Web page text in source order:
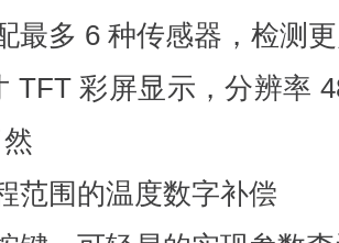
最多 6 种传感器，检测
TFT 彩屏显示，分辨率
范围的温度数字补偿